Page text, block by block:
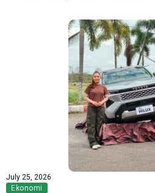
July 25, 2026
Ekonomi